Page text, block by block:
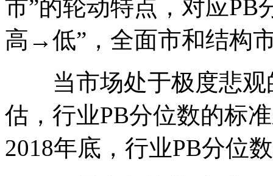
市”的轮动特点，对应
高→低”，全面市和结构
当市场处于极度悲观
估，行业PB分位数的标
2018年底，行业PB分位